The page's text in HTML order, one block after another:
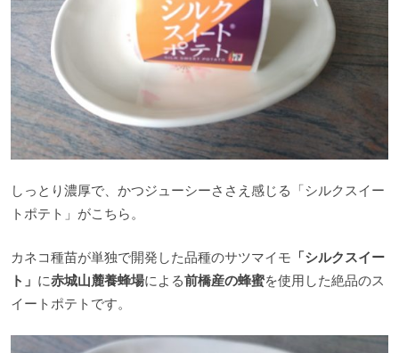
しっとり濃厚で、かつジューシーささえ感じる「シルクスイー
トポテト」がこちら。
カネコ種苗が単独で開発した品種のサツマイモ 「シルクスイー
ト」 に赤城山麓養蜂場による前橋産の蜂蜜を使用した絶品のス
イートポテトです。